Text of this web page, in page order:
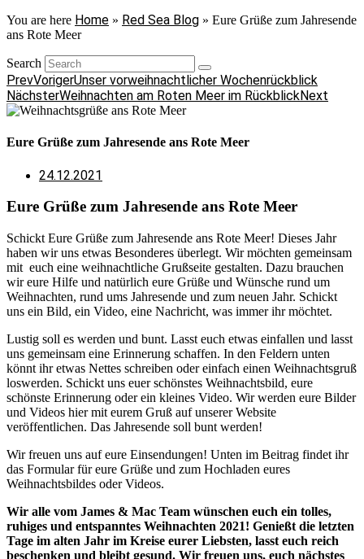
You are here Home » Red Sea Blog » Eure Grüße zum Jahresende
ans Rote Meer
Search
PrevVorigerUnser vorweihnachtlicher Wochenrückblick
NächsterWeihnachten am Roten Meer im RückblickNext
Eure Grüße zum Jahresende ans Rote Meer
24.12.2021
Eure Grüße zum Jahresende ans Rote Meer
Schickt Eure Grüße zum Jahresende ans Rote Meer! Dieses Jahr
haben wir uns etwas Besonderes überlegt. Wir möchten gemeinsam
mit euch eine weihnachtliche Grußseite gestalten. Dazu brauchen
wir eure Hilfe und natürlich eure Grüße und Wünsche rund um
Weihnachten, rund ums Jahresende und zum neuen Jahr. Schickt
uns ein Bild, ein Video, eine Nachricht, was immer ihr möchtet.
Lustig soll es werden und bunt. Lasst euch etwas einfallen und lasst
uns gemeinsam eine Erinnerung schaffen. In den Feldern unten
könnt ihr etwas Nettes schreiben oder einfach einen Weihnachtsgruß
loswerden. Schickt uns euer schönstes Weihnachtsbild, eure
schönste Erinnerung oder ein kleines Video. Wir werden eure Bilder
und Videos hier mit eurem Gruß auf unserer Website
veröffentlichen. Das Jahresende soll bunt werden!
Wir freuen uns auf eure Einsendungen! Unten im Beitrag findet ihr
das Formular für eure Grüße und zum Hochladen eures
Weihnachtsbildes oder Videos.
Wir alle vom James & Mac Team wünschen euch ein tolles,
ruhiges und entspanntes Weihnachten 2021! Genießt die letzten
Tage im alten Jahr im Kreise eurer Liebsten, lasst euch reich
beschenken und bleibt gesund. Wir freuen uns, euch nächstes